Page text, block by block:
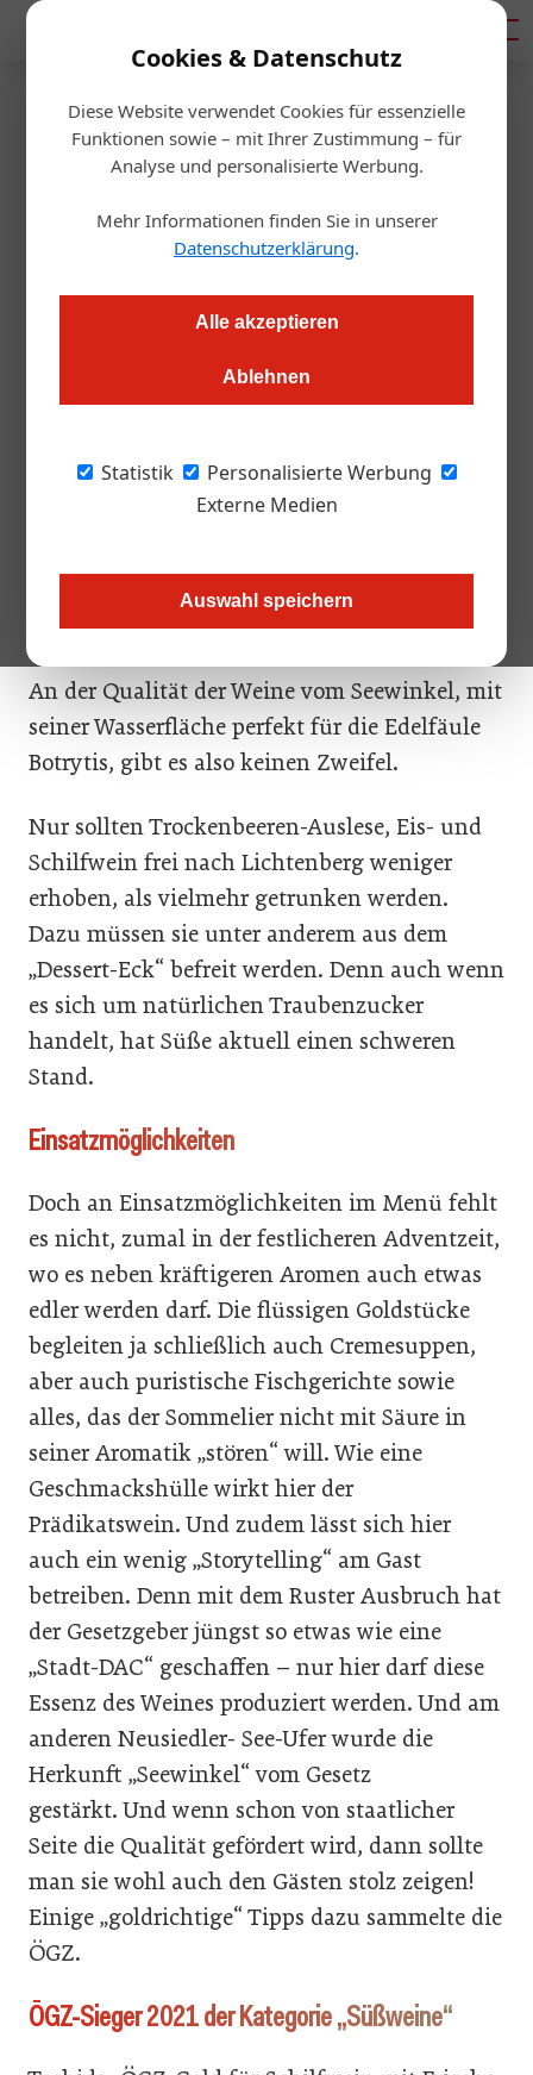
Cookies & Datenschutz
Diese Website verwendet Cookies für essenzielle
Funktionen sowie – mit Ihrer Zustimmung – für
Analyse und personalisierte Werbung.
Mehr Informationen finden Sie in unserer
Datenschutzerklärung.
Alle akzeptieren
Ablehnen
Statistik
Personalisierte Werbung
Externe Medien
Auswahl speichern
Startseite/Getränke
Goldstücke der Weinkarte
Roland Graf 09.11.2021, 09:07 Uhr
ÖGZ-Verkostung: Wieder feiert man einen heimischen „Sweet
Erfolgsjahr. Die Prämierung zum „Sweet
Winemaker of the Year“ in London holte er
Österreich Wein“ gewann der Illmitzer die
Süßwein-Wertung.
An der Qualität der Weine vom Seewinkel, mit
seiner Wasserfläche perfekt für die Edelfäule
Botrytis, gibt es also keinen Zweifel.
Nur sollten Trockenbeeren-Auslese, Eis- und
Schilfwein frei nach Lichtenberg weniger
erhoben, als vielmehr getrunken werden.
Dazu müssen sie unter anderem aus dem
„Dessert-Eck“ befreit werden. Denn auch wenn
es sich um natürlichen Traubenzucker
handelt, hat Süße aktuell einen schweren
Stand.
Einsatzmöglichkeiten
Doch an Einsatzmöglichkeiten im Menü fehlt
es nicht, zumal in der festlicheren Adventzeit,
wo es neben kräftigeren Aromen auch etwas
edler werden darf. Die flüssigen Goldstücke
begleiten ja schließlich auch Cremesuppen,
aber auch puristische Fischgerichte sowie
alles, das der Sommelier nicht mit Säure in
seiner Aromatik „stören“ will. Wie eine
Geschmackshülle wirkt hier der
Prädikatswein. Und zudem lässt sich hier
auch ein wenig „Storytelling“ am Gast
betreiben. Denn mit dem Ruster Ausbruch hat
der Gesetzgeber jüngst so etwas wie eine
„Stadt-DAC“ geschaffen – nur hier darf diese
Essenz des Weines produziert werden. Und am
anderen Neusiedler- See-Ufer wurde die
Herkunft „Seewinkel“ vom Gesetz
gestärkt. Und wenn schon von staatlicher
Seite die Qualität gefördert wird, dann sollte
man sie wohl auch den Gästen stolz zeigen!
Einige „goldrichtige“ Tipps dazu sammelte die
ÖGZ.
ÖGZ-Sieger 2021 der Kategorie „Süßweine“